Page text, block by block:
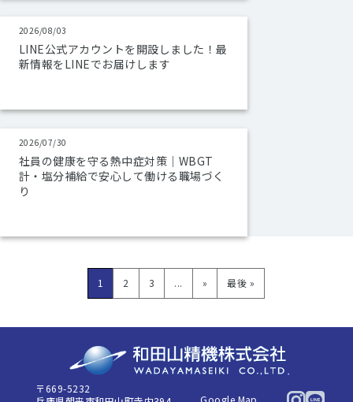
2026/08/03
LINE公式アカウントを開設しました！最
新情報をLINEでお届けします
2026/07/30
社員の健康を守る熱中症対策｜WBGT
計・塩分補給で安心して働ける職場づく
り
1 2 3 ... » 最後 »
〒669-5232